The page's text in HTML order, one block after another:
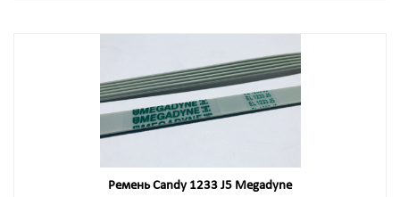
Ремень Candy 1233 J5 Megadyne